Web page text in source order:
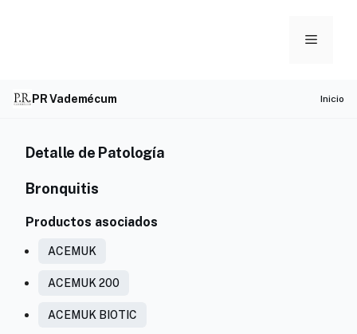
Menu
PR Vademécum Inicio
Detalle de Patología
Bronquitis
Productos asociados
ACEMUK
ACEMUK 200
ACEMUK BIOTIC